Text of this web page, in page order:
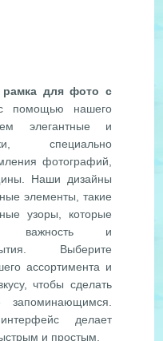
рамка для фото с
помощью нашего
элегантные и
специально
фотографий,
Наши дизайны
элементы, такие
узоры, которые
важность и
Выберите
ассортимента и
чтобы сделать
делает
и простым.